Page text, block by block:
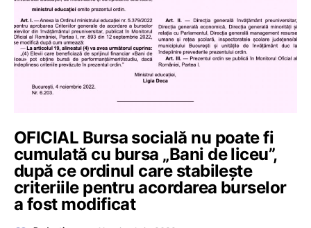
OFICIAL Bursa socială nu poate fi
cumulată cu bursa „Bani de liceu”,
după ce ordinul care stabilește
criteriile pentru acordarea burselor
a fost modificat